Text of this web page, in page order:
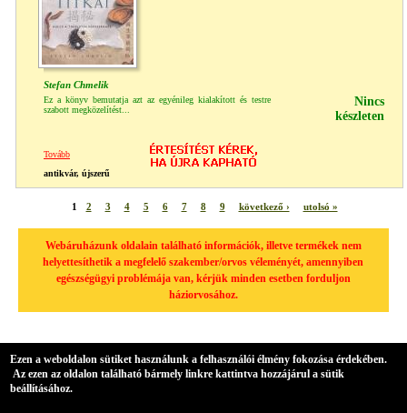
Stefan Chmelik
Ez a könyv bemutatja azt az egyénileg kialakított és testre
szabott megközelítést...
Nincs
készleten
Tovább
antikvár, újszerű
1 2 3 4 5 6 7 8 9 következő › utolsó »
Webáruházunk oldalain található információk, illetve termékek nem
helyettesíthetik a megfelelő szakember/orvos véleményét, amennyiben
egészségügyi problémája van, kérjük minden esetben forduljon
háziorvosához.
Ezen a weboldalon sütiket használunk a felhasználói élmény fokozása érdekében.
Az ezen az oldalon található bármely linkre kattintva hozzájárul a sütik
beállításához.